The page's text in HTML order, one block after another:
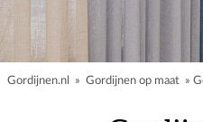
Gordijnen.nl » Gordijnen op maat »